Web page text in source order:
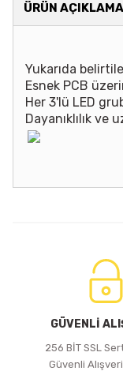
ÜRÜN
Yukarıda
Esnek PCB
Her 3'lü LED
Dayanıklılık ve
30A IR
892,57 TL
GÜVENLİ
256 BİT SSL
Güvenli